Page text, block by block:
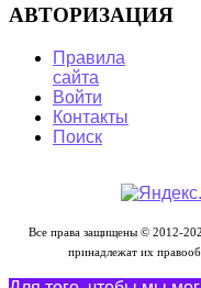
АВТОРИЗАЦИЯ
Правила
сайта
Войти
Контакты
Поиск
Все права защищены © 2012-
принадлежат их